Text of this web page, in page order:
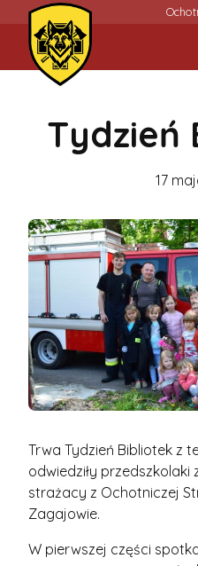
Tydzień
17
Trwa Tydzień Bibliotek z
odwiedziły przedszkolaki
strażacy z Ochotniczej
Zagajowie.
W pierwszej części